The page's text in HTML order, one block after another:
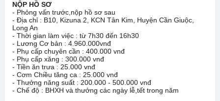
NỘP HỒ SƠ
- Phỏng vấn trước,nộp hồ sơ sau
- Địa chỉ : B10, Kizuna 2, KCN Tân Kim, Huyện Cần Giuộc,
Long An
- Thời gian làm việc : từ 7h30 đến 16h30
- Lương Cơ bản : 4.960.000vnđ
- Phụ cấp chuyên cần : 400.000 vnđ
- Phụ cấp xăng : 300.000 vnđ
- Tiền ăn trưa : 25.000 vnđ
- Cơm Chiều tăng ca : 25.000 vnđ
- Thưởng năng suất : 200.000 - 500.000 vnđ
- Chế độ : BHXH và thưởng các ngày lễ,tết trong năm